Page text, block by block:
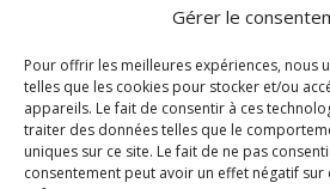
Gérer le
Pour offrir les meilleures expériences, nous
telles que les cookies pour stocker et/ou
appareils. Le fait de consentir à ces
traiter des données telles que le
uniques sur ce site. Le fait de ne pas
consentement peut avoir un effet négatif
A PROPOS